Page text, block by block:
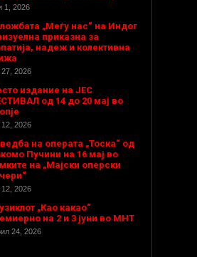
1, 2026
„Меѓу нас“ на Индог
приказна за
надеж и колективна
27, 2026
издание на ЈЕС
од 14 до 20 мај во
12, 2026
на операта „Тоска“ од
Пучини на 16 мај во
на „Мајски оперски
12, 2026
„Као какао“
на 2 и 3 јуни во МНТ
24, 2026